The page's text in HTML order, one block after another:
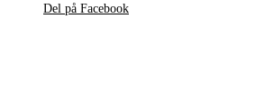
Del på Facebook